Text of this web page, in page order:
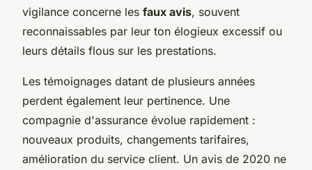
vigilance concerne les faux avis, souvent
reconnaissables par leur ton élogieux excessif ou
leurs détails flous sur les prestations.
Les témoignages datant de plusieurs années
perdent également leur pertinence. Une
compagnie d'assurance évolue rapidement :
nouveaux produits, changements tarifaires,
amélioration du service client. Un avis de 2020 ne